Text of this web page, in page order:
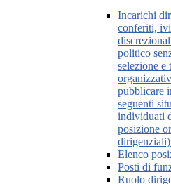
Incarichi
conferiti,
politico
selezione
pubblicare
seguenti
individuati
posizione
dirigenziali)
Elenco
Posti di
Ruolo